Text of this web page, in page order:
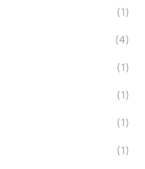
(1)
(4)
(1)
(1)
(1)
(1)